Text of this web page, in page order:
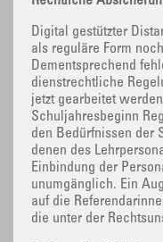
Digital gestützter
als reguläre Form
Dementsprechend
dienstrechtliche
jetzt gearbeitet
Schuljahresbeginn
den Bedürfnissen der
denen des
Einbindung der
unumgänglich. Ein
auf die
die unter der